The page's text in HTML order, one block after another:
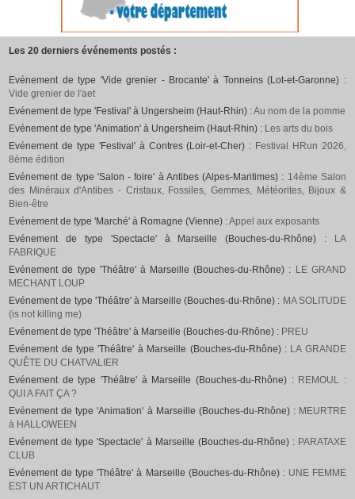
Les 20 derniers événements postés :
Evénement de type 'Vide grenier - Brocante' à Tonneins (Lot-et-Garonne) :
Vide grenier de l'aet
Evénement de type 'Festival' à Ungersheim (Haut-Rhin) :Au nom de la pomme
Evénement de type 'Animation' à Ungersheim (Haut-Rhin) : Les arts du bois
Evénement de type 'Festival' à Contres (Loir-et-Cher) : Festival HRun 2026,
8ème édition
Evénement de type 'Salon - foire' à Antibes (Alpes-Maritimes) : 14ème Salon
des Minéraux d'Antibes - Cristaux, Fossiles, Gemmes, Météorites, Bijoux &
Bien-être
Evénement de type 'Marché' à Romagne (Vienne) :Appel aux exposants
Evénement de type 'Spectacle' à Marseille (Bouches-du-Rhône) :
LA
FABRIQUE
Evénement de type 'Théâtre' à Marseille (Bouches-du-Rhône) : LE GRAND
MECHANT LOUP
Evénement de type 'Théâtre' à Marseille (Bouches-du-Rhône) : MA SOLITUDE
(is not killing me)
Evénement de type 'Théâtre' à Marseille (Bouches-du-Rhône) : PREU
Evénement de type 'Théâtre' à Marseille (Bouches-du-Rhône) : LA GRANDE
QUÊTE DU CHATVALIER
Evénement de type 'Théâtre' à Marseille (Bouches-du-Rhône) : REMOUL :
QUI A FAIT ÇA ?
Evénement de type 'Animation' à Marseille (Bouches-du-Rhône) : MEURTRE
à HALLOWEEN
Evénement de type 'Spectacle' à Marseille (Bouches-du-Rhône) : PARATAXE
CLUB
Evénement de type 'Théâtre' à Marseille (Bouches-du-Rhône) : UNE FEMME
EST UN ARTICHAUT